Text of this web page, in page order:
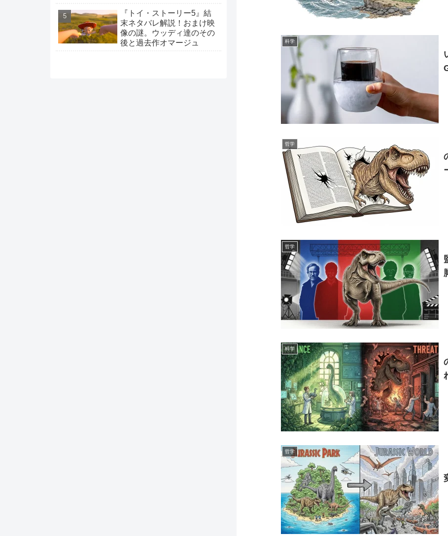
科学
哲学
哲学
科学
哲学
『トイ・ストーリー5』結
末ネタバレ解説！おまけ映
像の謎。ウッディ達のその
後と過去作オマージュ